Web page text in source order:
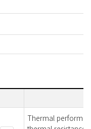
Thermal